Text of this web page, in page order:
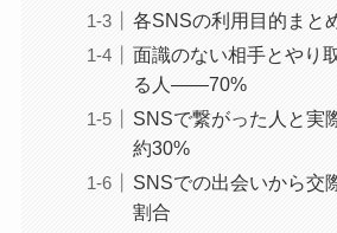
各SNSの利用目的まと
面識のない相手とやり
る人——70%
SNSで繋がった人と
約30%
SNSでの出会いから交
割合